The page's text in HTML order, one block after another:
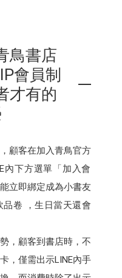
鳥書店
會員制
才有的
顧客在加入青鳥官方
內下方選單「加入會
立即綁定成為小書友
卷 ，生日當天還會
，顧客到書店時，不
，僅需出示LINE內手